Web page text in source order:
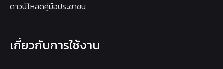
ดาวน์โหลดคู่มือประชาชน
เกี่ยวกับการใช้งาน